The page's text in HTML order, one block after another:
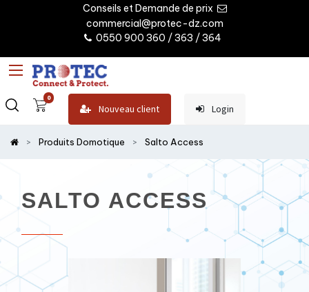
Conseils et Demande de prix
commercial@protec-dz.com
0550 900 360 / 363 / 364
0
Nouveau client Login
Produits Domotique Salto Access
SALTO ACCESS